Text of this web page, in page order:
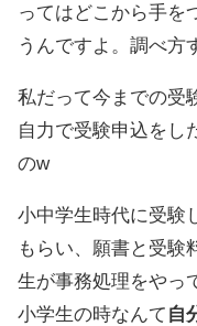
ってはどこから手を
うんですよ。調べ方
私だって今までの受
自力で受験申込をし
のw
小中学生時代に受験
もらい、願書と受験
生が事務処理をやっ
小学生の時なんて 自